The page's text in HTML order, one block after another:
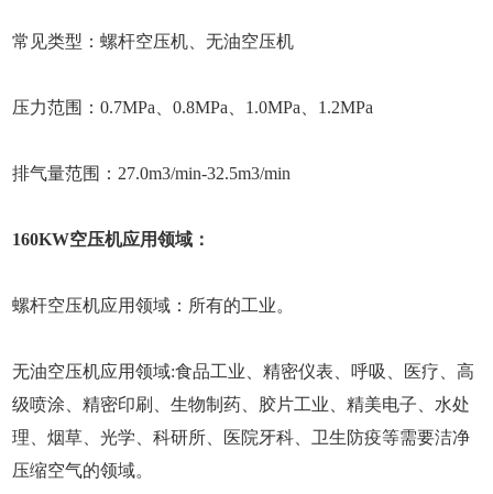
常见类型：螺杆空压机、无油空压机
压力范围：0.7MPa、0.8MPa、1.0MPa、1.2MPa
排气量范围：27.0m3/min-32.5m3/min
160KW空压机应用领域：
螺杆空压机应用领域：所有的工业。
无油空压机应用领域:食品工业、精密仪表、呼吸、医疗、高
级喷涂、精密印刷、生物制药、胶片工业、精美电子、水处
理、烟草、光学、科研所、医院牙科、卫生防疫等需要洁净
压缩空气的领域。